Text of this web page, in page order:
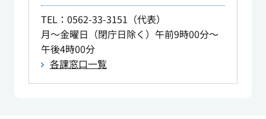
TEL：0562-33-3151（代表）
月～金曜日（閉庁日除く）午前9時00分～
午後4時00分
各課窓口一覧